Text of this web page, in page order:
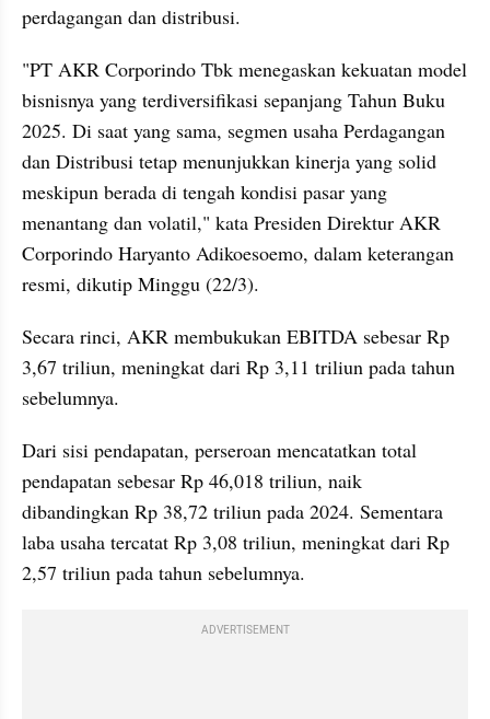
perdagangan dan distribusi.
"PT AKR Corporindo Tbk menegaskan kekuatan model
bisnisnya yang terdiversifikasi sepanjang Tahun Buku
2025. Di saat yang sama, segmen usaha Perdagangan
dan Distribusi tetap menunjukkan kinerja yang solid
meskipun berada di tengah kondisi pasar yang
menantang dan volatil," kata Presiden Direktur AKR
Corporindo Haryanto Adikoesoemo, dalam keterangan
resmi, dikutip Minggu (22/3).
Secara rinci, AKR membukukan EBITDA sebesar Rp
3,67 triliun, meningkat dari Rp 3,11 triliun pada tahun
sebelumnya.
Dari sisi pendapatan, perseroan mencatatkan total
pendapatan sebesar Rp 46,018 triliun, naik
dibandingkan Rp 38,72 triliun pada 2024. Sementara
laba usaha tercatat Rp 3,08 triliun, meningkat dari Rp
2,57 triliun pada tahun sebelumnya.
ADVERTISEMENT